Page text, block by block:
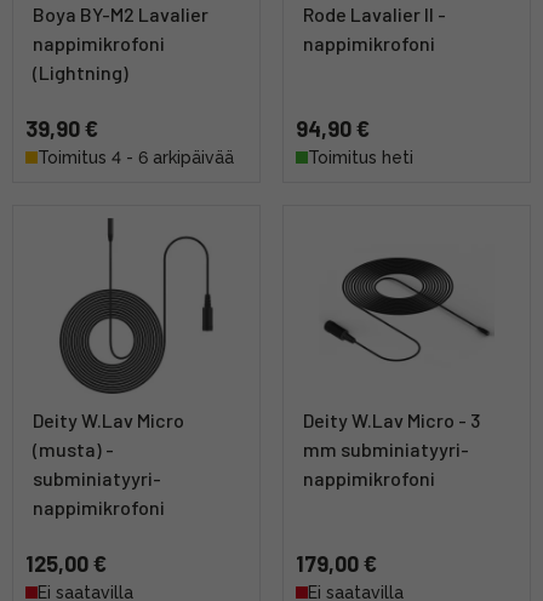
Boya BY-M2 Lavalier
nappimikrofoni
(Lightning)
39,90 €
Toimitus 4 - 6 arkipäivää
Rode Lavalier II -
nappimikrofoni
94,90 €
Toimitus heti
Deity W.Lav Micro
(musta) -
subminiatyyri-
nappimikrofoni
125,00 €
Ei saatavilla
Deity W.Lav Micro - 3
mm subminiatyyri-
nappimikrofoni
179,00 €
Ei saatavilla